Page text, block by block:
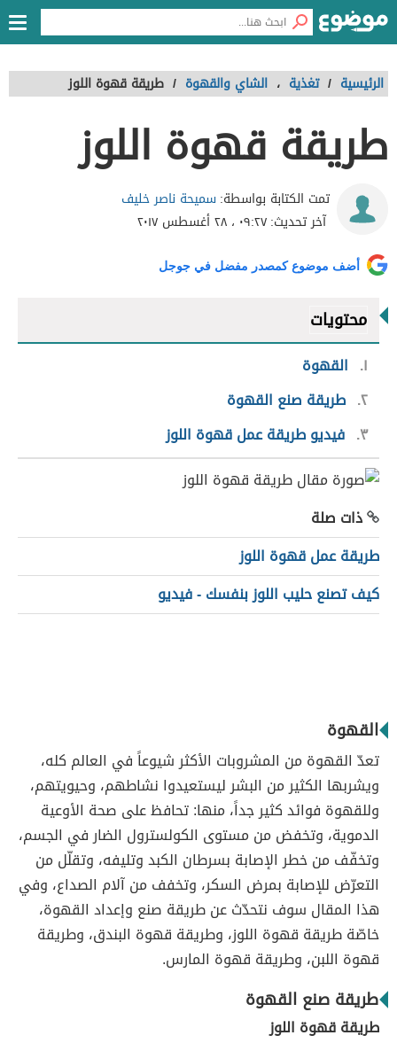
الرئيسية / تغذية ، الشاي والقهوة / طريقة قهوة اللوز
طريقة قهوة اللوز
تمت الكتابة بواسطة:سميحة ناصر خليف
آخر تحديث:٠٩:٢٧ ، ٢٨ أغسطس ٢٠١٧
أضف موضوع كمصدر مفضل في جوجل
محتويات
١
القهوة
٢ طريقة صنع القهوة
٣ فيديو طريقة عمل قهوة اللوز
ذات صلة
طريقة عمل قهوة اللوز
كيف تصنع حليب اللوز بنفسك - فيديو
القهوة
تعدّ القهوة من المشروبات الأكثر شيوعاً في العالم كله،
ويشربها الكثير من البشر ليستعيدوا نشاطهم، وحيويتهم،
وللقهوة فوائد كثير جداً، منها: تحافظ على صحة الأوعية
الدموية، وتخفض من مستوى الكولسترول الضار في الجسم،
وتخفّف من خطر الإصابة بسرطان الكبد وتليفه، وتقلّل من
التعرّض للإصابة بمرض السكر، وتخفف من آلام الصداع، وفي
هذا المقال سوف نتحدّث عن طريقة صنع وإعداد القهوة،
خاصّة طريقة قهوة اللوز، وطريقة قهوة البندق، وطريقة
قهوة اللبن، وطريقة قهوة المارس.
طريقة صنع القهوة
طريقة قهوة اللوز